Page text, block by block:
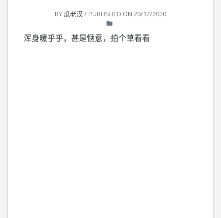
BY 瓜老汉 / PUBLISHED ON 20/12/2020
浑身暖乎乎，甚是惬意，拍个草看看